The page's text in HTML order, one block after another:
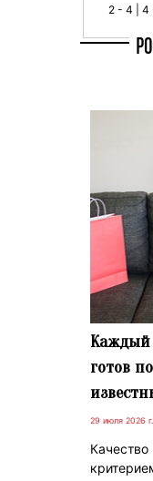
2 - 4 | 4
Каждый
готов
29 июля 2026